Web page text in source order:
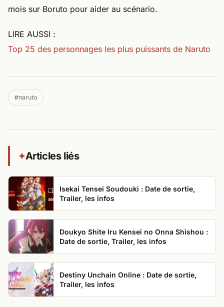
mois sur Boruto pour aider au scénario.
LIRE AUSSI :
Top 25 des personnages les plus puissants de Naruto
#naruto
✦Articles liés
Isekai Tensei Soudouki : Date de sortie,
Trailer, les infos
Doukyo Shite Iru Kensei no Onna Shishou :
Date de sortie, Trailer, les infos
Destiny Unchain Online : Date de sortie,
Trailer, les infos